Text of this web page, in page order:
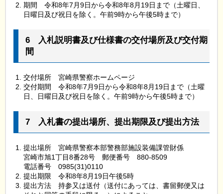
期間
令和8年7月9日から令和8年8月19日まで（土曜日、
日曜日及び祝日を除く。午前9時から午後5時まで）
6 入札説明書及び仕様書の交付場所及び交付期
間
交付場所 宮崎県警察ホームページ
交付期間
令和8年7月9日から令和8年8月19日まで（土曜
日、日曜日及び祝日を除く。午前9時から午後5時まで）
7 入札書の提出場所、提出期限及び提出方法
提出場所 宮崎県警察本部警務部施設装備課管財係
宮崎市旭1丁目8番28号
郵便番号 880-8509
電話番号
0985(31)0110
提出期限
令和8年8月19日午後5時
提出方法
持参又は送付（送付にあっては、書留郵便又は